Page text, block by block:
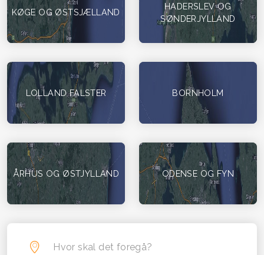
KØGE OG ØSTSJÆLLAND
HADERSLEV OG
SØNDERJYLLAND
LOLLAND FALSTER BORNHOLM
ÅRHUS OG ØSTJYLLAND ODENSE OG FYN
Hvor skal det foregå?